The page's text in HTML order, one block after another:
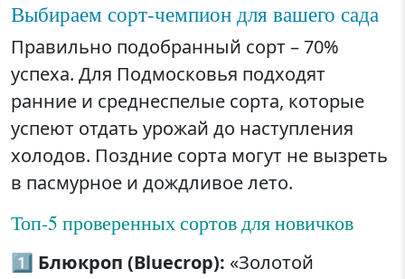
Выбираем сорт-чемпион для вашего сада
Правильно подобранный сорт – 70%
успеха. Для Подмосковья подходят
ранние и среднеспелые сорта, которые
успеют отдать урожай до наступления
холодов. Поздние сорта могут не вызреть
в пасмурное и дождливое лето.
Топ-5 проверенных сортов для новичков
1️⃣ Блюкроп (Bluecrop): «Золотой